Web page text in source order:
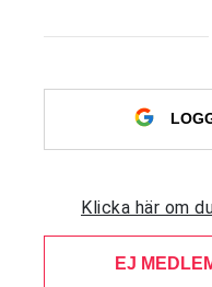
Klicka här om
EJ